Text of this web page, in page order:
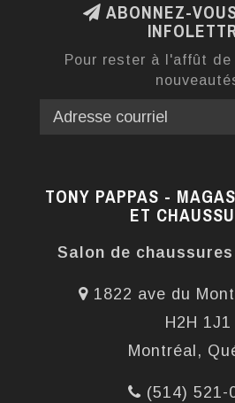
ABONNEZ-
Pour rester à l'affût
TONY PAPPAS -
ET
Salon de
1822 ave du
H2H 1J1
Montréal,
(514) 521-